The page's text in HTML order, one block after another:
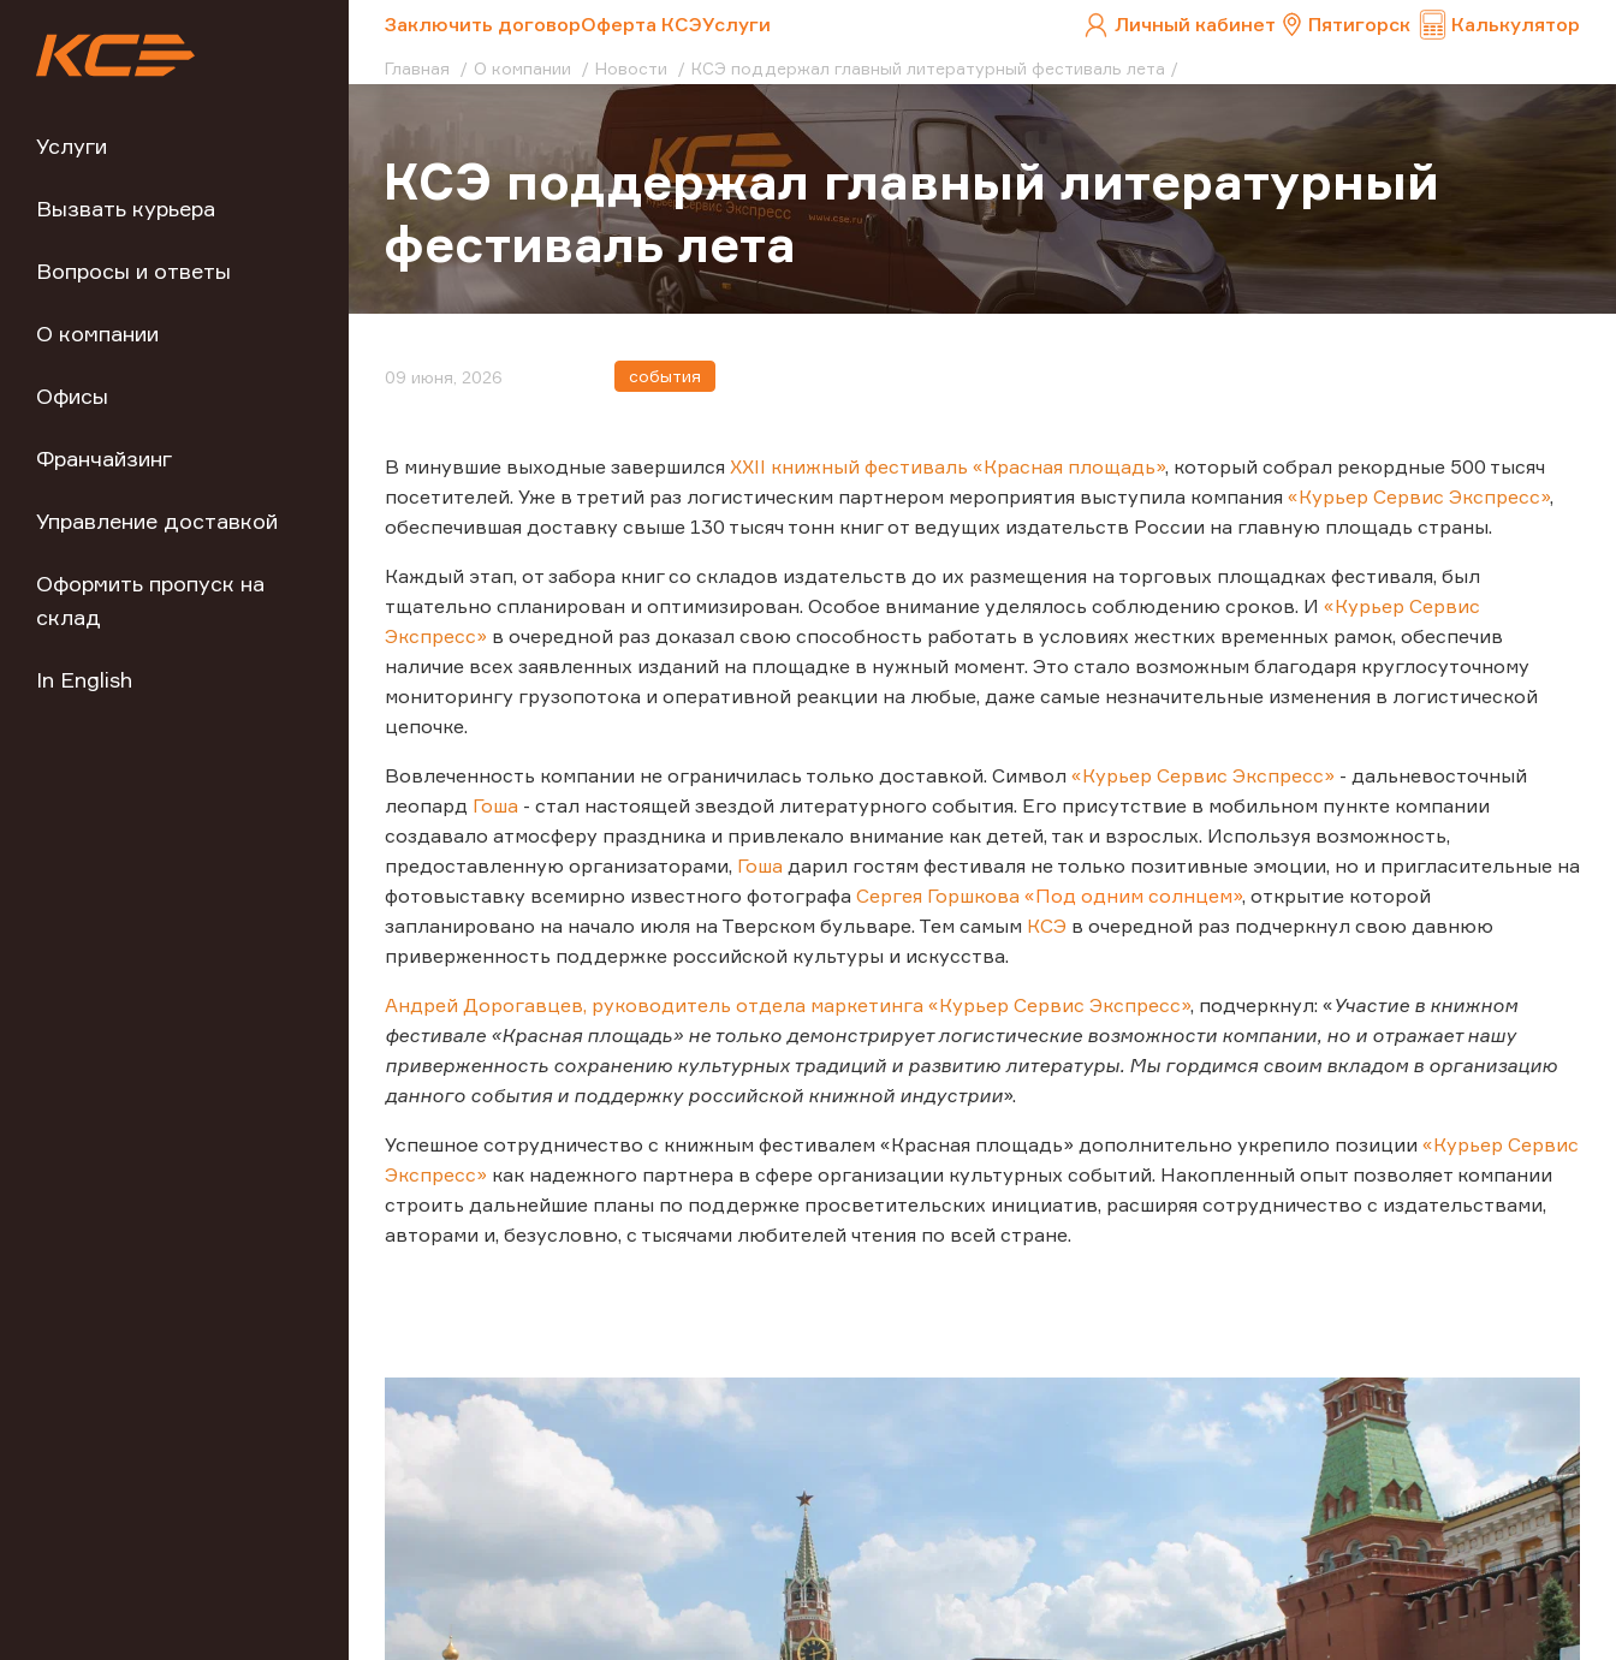
Услуги
Вызвать курьера
Вопросы и ответы
О компании
Офисы
Франчайзинг
Управление доставкой
Оформить пропуск на
склад
In English
Заключить договорОферта КСЭУслуги Личный кабинет Пятигорск Калькулятор
Главная О компании Новости КСЭ поддержал главный литературный фестиваль лета
КСЭ поддержал главный литературный
фестиваль лета
09 июня, 2026 события
В минувшие выходные завершился XXII книжный фестиваль «Красная площадь», который собрал рекордные 500 тысяч
посетителей. Уже в третий раз логистическим партнером мероприятия выступила компания «Курьер Сервис Экспресс»,
обеспечившая доставку свыше 130 тысяч тонн книг от ведущих издательств России на главную площадь страны.
Каждый этап, от забора книг со складов издательств до их размещения на торговых площадках фестиваля, был
тщательно спланирован и оптимизирован. Особое внимание уделялось соблюдению сроков. И «Курьер Сервис
Экспресс» в очередной раз доказал свою способность работать в условиях жестких временных рамок, обеспечив
наличие всех заявленных изданий на площадке в нужный момент. Это стало возможным благодаря круглосуточному
мониторингу грузопотока и оперативной реакции на любые, даже самые незначительные изменения в логистической
цепочке.
Вовлеченность компании не ограничилась только доставкой. Символ «Курьер Сервис Экспресс» - дальневосточный
леопард Гоша - стал настоящей звездой литературного события. Его присутствие в мобильном пункте компании
создавало атмосферу праздника и привлекало внимание как детей, так и взрослых. Используя возможность,
предоставленную организаторами, Гоша дарил гостям фестиваля не только позитивные эмоции, но и пригласительные на
фотовыставку всемирно известного фотографа Сергея Горшкова «Под одним солнцем», открытие которой
запланировано на начало июля на Тверском бульваре. Тем самым КСЭ в очередной раз подчеркнул свою давнюю
приверженность поддержке российской культуры и искусства.
Андрей Дорогавцев, руководитель отдела маркетинга «Курьер Сервис Экспресс», подчеркнул: «Участие в книжном
фестивале «Красная площадь» не только демонстрирует логистические возможности компании, но и отражает нашу
приверженность сохранению культурных традиций и развитию литературы. Мы гордимся своим вкладом в организацию
данного события и поддержку российской книжной индустрии».
Успешное сотрудничество с книжным фестивалем «Красная площадь» дополнительно укрепило позиции «Курьер Сервис
Экспресс» как надежного партнера в сфере организации культурных событий. Накопленный опыт позволяет компании
строить дальнейшие планы по поддержке просветительских инициатив, расширяя сотрудничество с издательствами,
авторами и, безусловно, с тысячами любителей чтения по всей стране.